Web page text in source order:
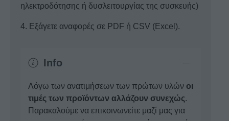
ηλεκτροδότησης ή δυσλειτουργίας της συσκευής)
4. Εξάγετε αναφορές σε PDF ή CSV (Excel).
Info
Λόγω των ανατιμήσεων των πρώτων υλών οι
τιμές των προϊόντων αλλάζουν συνεχώς.
Παρακαλούμε να επικοινωνείτε μαζί μας για